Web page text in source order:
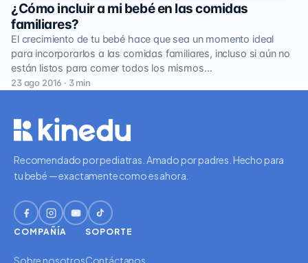
¿Cómo incluir a mi bebé en las comidas
familiares?
El crecimiento de tu bebé hace que sea un momento ideal
para incorporarlos a las comidas familiares, incluso si aún no
están listos para comer todos los mismos…
23 ago 2016 · 3 min
Recomendado por pediatras. Amado por padres. Hecho para
tu bebé — exactamente como es ahora.
COMPAÑÍA SOPORTE